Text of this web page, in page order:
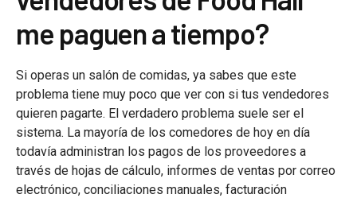
me paguen a tiempo?
Si operas un salón de comidas, ya sabes que este
problema tiene muy poco que ver con si tus vendedores
quieren pagarte. El verdadero problema suele ser el
sistema. La mayoría de los comedores de hoy en día
todavía administran los pagos de los proveedores a
través de hojas de cálculo, informes de ventas por correo
electrónico, conciliaciones manuales, facturación